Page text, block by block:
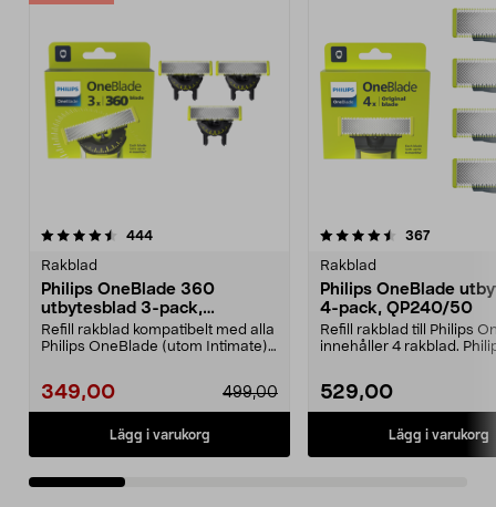
444recensioner
Rakblad
Philips OneBlade 360
utbytesblad 3-pack,
QP430/50
Refill rakblad kompatibelt med alla
Philips OneBlade (utom Intimate).
349,00 499,00
Lägg i varukorg
4.5 av 5 stjärnor 367
Rakblad
Philips OneBlade
4-pack, QP240/50
Refill rakblad till Philips
innehåller 4 rakblad.
529,00
Lägg i varukorg
3.5 av 5 stjärnor